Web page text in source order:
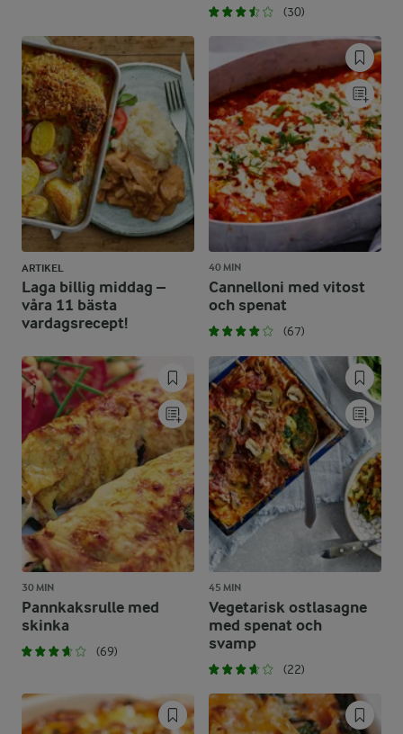
(30)
ARTIKEL
Laga billig middag –
våra 11 bästa
vardagsrecept!
40 MIN
Cannelloni med vitost
och spenat
(67)
30 MIN
Pannkaksrulle med
skinka
(69)
45 MIN
Vegetarisk ostlasagne
med spenat och
svamp
(22)